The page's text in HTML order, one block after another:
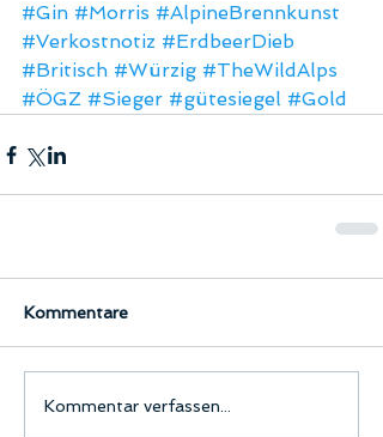
#Gin #Morris #AlpineBrennkunst
#Verkostnotiz #ErdbeerDieb
#Britisch #Würzig #TheWildAlps
#ÖGZ #Sieger #gütesiegel #Gold
Kommentare
Kommentar verfassen...